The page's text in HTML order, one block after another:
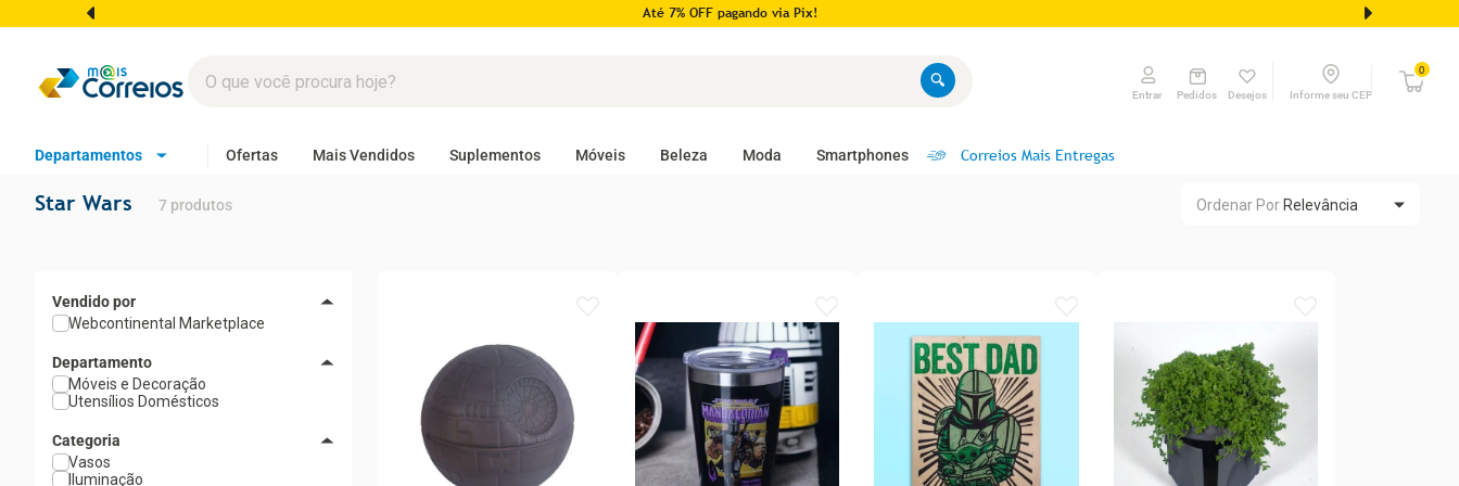
Até 7% OFF pagando via Pix!
Entrar Pedidos Desejos Informe seu CEP
0
Departamentos Ofertas Mais Vendidos Suplementos Móveis Beleza Moda Smartphones Correios Mais Entregas
Star Wars 7 produtos Ordenar Por Relevância
Webcontinental Marketplace
Departamento
Móveis e Decoração
Utensílios Domésticos
Categoria
Vasos
Iluminação